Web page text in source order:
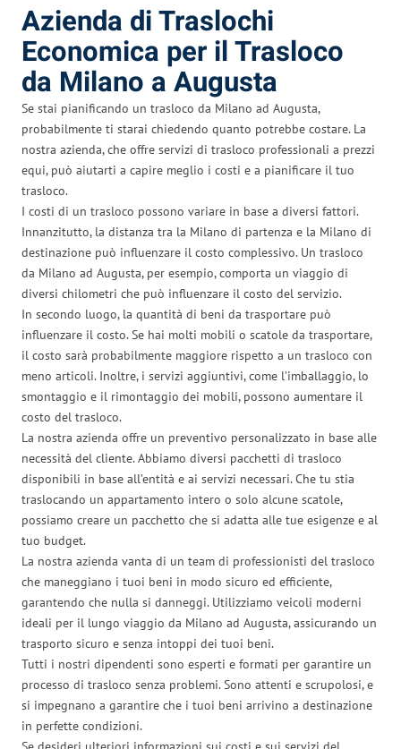
Azienda di Traslochi
Economica per il Trasloco
da Milano a Augusta
Se stai pianificando un trasloco da Milano ad Augusta,
probabilmente ti starai chiedendo quanto potrebbe costare. La
nostra azienda, che offre servizi di trasloco professionali a prezzi
equi, può aiutarti a capire meglio i costi e a pianificare il tuo
trasloco.
I costi di un trasloco possono variare in base a diversi fattori.
Innanzitutto, la distanza tra la Milano di partenza e la Milano di
destinazione può influenzare il costo complessivo. Un trasloco
da Milano ad Augusta, per esempio, comporta un viaggio di
diversi chilometri che può influenzare il costo del servizio.
In secondo luogo, la quantità di beni da trasportare può
influenzare il costo. Se hai molti mobili o scatole da trasportare,
il costo sarà probabilmente maggiore rispetto a un trasloco con
meno articoli. Inoltre, i servizi aggiuntivi, come l’imballaggio, lo
smontaggio e il rimontaggio dei mobili, possono aumentare il
costo del trasloco.
La nostra azienda offre un preventivo personalizzato in base alle
necessità del cliente. Abbiamo diversi pacchetti di trasloco
disponibili in base all’entità e ai servizi necessari. Che tu stia
traslocando un appartamento intero o solo alcune scatole,
possiamo creare un pacchetto che si adatta alle tue esigenze e al
tuo budget.
La nostra azienda vanta di un team di professionisti del trasloco
che maneggiano i tuoi beni in modo sicuro ed efficiente,
garantendo che nulla si danneggi. Utilizziamo veicoli moderni
ideali per il lungo viaggio da Milano ad Augusta, assicurando un
trasporto sicuro e senza intoppi dei tuoi beni.
Tutti i nostri dipendenti sono esperti e formati per garantire un
processo di trasloco senza problemi. Sono attenti e scrupolosi, e
si impegnano a garantire che i tuoi beni arrivino a destinazione
in perfette condizioni.